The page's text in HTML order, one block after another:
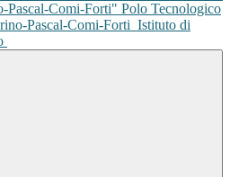
Polo Tecnologico
Pascal-Comi-Forti Istituto di